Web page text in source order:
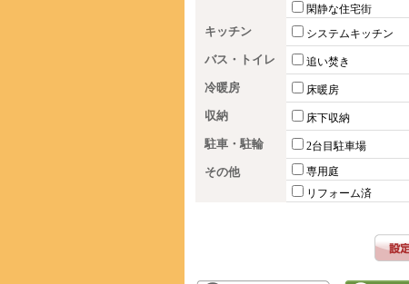
閑静な住宅街
キッチン システムキッチン
バス・トイレ 追い焚き
冷暖房 床暖房
収納 床下収納
駐車・駐輪 2台目駐車場
その他 専用庭
リフォーム済